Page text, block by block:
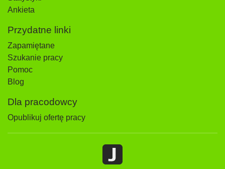
Ankieta
Przydatne linki
Zapamiętane
Szukanie pracy
Pomoc
Blog
Dla pracodowcy
Opublikuj ofertę pracy